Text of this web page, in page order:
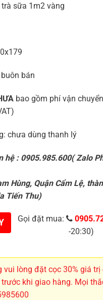
sữa 1m2 vàng
bán
bao gồm phí vận
chưa dùng thanh lý
hệ : 0905.985.600( Zalo
Hùng, Quận Cẩm Lệ,
Tiến Thu)
Gọi đặt mua:
-20:30)
vui lòng đặt cọc 30% giá trị
khi giao hàng. Mọi